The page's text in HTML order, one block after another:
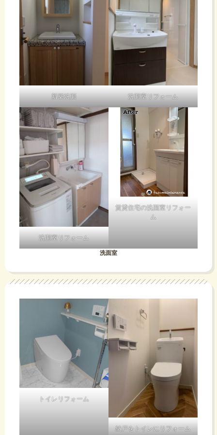
新築洗面 洗面室リフォーム
洗面室リフォーム
賃貸住宅の洗面室リフォー
ム
洗面室
トイレリフォーム
納戸をトイレにリフォーム